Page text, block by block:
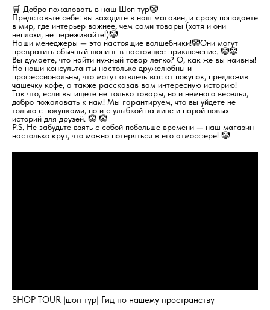
🛒 Добро пожаловать в наш Шоп тур🤡
Представьте себе: вы заходите в наш магазин, и сразу попадаете
в мир, где интерьер важнее, чем сами товары (хотя и они
неплохи, не переживайте!)🤡
Наши менеджеры — это настоящие волшебники!🤡Они могут
превратить обычный шопинг в настоящее приключение. 🤡🤡
Вы думаете, что найти нужный товар легко? О, как же вы наивны!
Но наши консультанты настолько дружелюбны и
профессиональны, что могут отвлечь вас от покупок, предложив
чашечку кофе, а также рассказав вам интересную историю!
Так что, если вы ищете не только товары, но и немного веселья,
добро пожаловать к нам! Мы гарантируем, что вы уйдете не
только с покупками, но и с улыбкой на лице и парой новых
историй для друзей. 🤡 🤡
P.S. Не забудьте взять с собой побольше времени — наш магазин
настолько крут, что можно потеряться в его атмосфере! 🤡
SHOP TOUR |шоп тур| Гид по нашему пространству